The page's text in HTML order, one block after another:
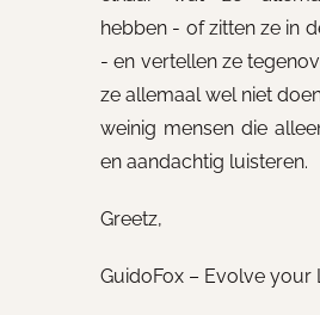
hebben - of zitten ze in
- en vertellen ze
ze allemaal wel niet
weinig mensen die
en aandachtig luisteren.
Greetz,
GuidoFox – Evolve your